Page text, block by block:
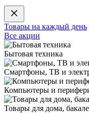
Товары на каждый день
Все акции
Бытовая техника
Смартфоны, ТВ и
Компьютеры и
Товары для дома,